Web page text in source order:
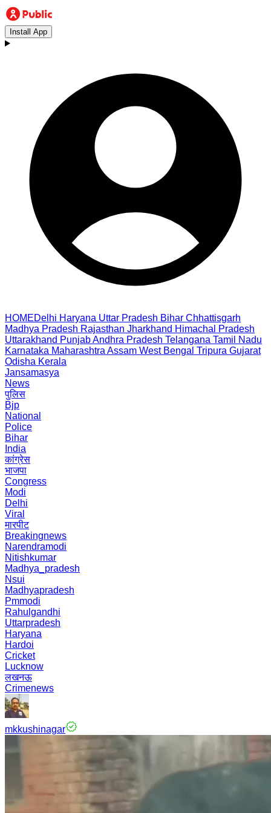
Install App
HOMEDelhi Haryana Uttar Pradesh Bihar Chhattisgarh
Madhya Pradesh Rajasthan Jharkhand Himachal Pradesh
Uttarakhand PunjabAndhra Pradesh Telangana Tamil Nadu
Karnataka Maharashtra Assam West Bengal Tripura Gujarat
Odisha Kerala
Jansamasya
News
पुलिस
Bjp
National
Police
Bihar
India
कांग्रेस
भाजपा
Congress
Modi
Delhi
Viral
मारपीट
Breakingnews
Narendramodi
Nitishkumar
Madhya_pradesh
Nsui
Madhyapradesh
Pmmodi
Rahulgandhi
Uttarpradesh
Haryana
Hardoi
Cricket
Lucknow
लखनऊ
Crimenews
mkkushinagar